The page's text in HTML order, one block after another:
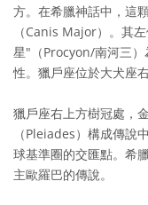
方。在希臘神話中，這
（Canis Major）。其
星"（Procyon/南河三）
性。獵戶座位於大犬座
獵戶座右上方樹冠處，
（Pleiades）構成傳說
球基準圈的交匯點。希
主歐羅巴的傳說。